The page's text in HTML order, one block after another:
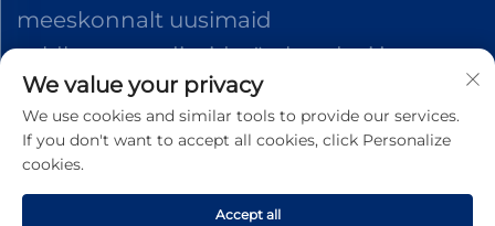
meeskonnalt uusimaid
valdkonnauudiseid, värskendusi ja
teadmisi.
We value your privacy
We use cookies and similar tools to provide our services.
If you don't want to accept all cookies, click Personalize
cookies.
Accept all